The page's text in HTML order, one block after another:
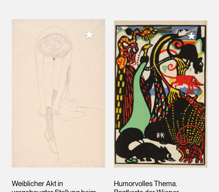
Weiblicher Akt in
Meiner Sammlung hinzufügen
Humorvolles Thema.
Meiner